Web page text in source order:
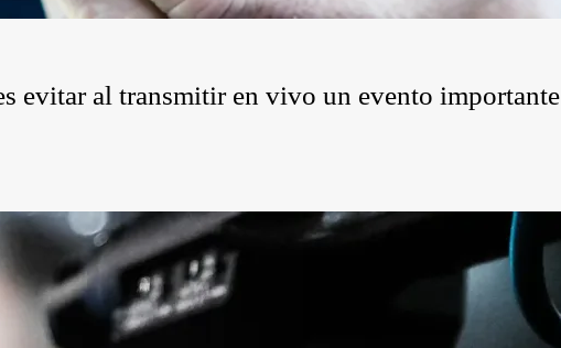
evitar al transmitir en vivo un evento importante